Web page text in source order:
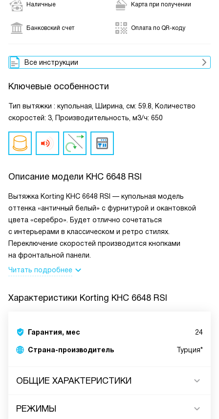
Наличные Карта при получении
Банковский счет Оплата по QR-коду
Все инструкции
Ключевые особенности
Тип вытяжки : купольная, Ширина, см: 59.8, Количество
скоростей: 3, Производительность, м3/ч: 650
Описание модели KHC 6648 RSI
Вытяжка Korting KHC 6648 RSI — купольная модель
оттенка «античный белый» с фурнитурой и окантовкой
цвета «серебро». Будет отлично сочетаться
с интерьерами в классическом и ретро стилях.
Переключение скоростей производится кнопками
на фронтальной панели.
Читать подробнее
Характеристики Korting KHC 6648 RSI
Гарантия, мес 24
Страна-производитель Турция*
ОБЩИЕ ХАРАКТЕРИСТИКИ
РЕЖИМЫ